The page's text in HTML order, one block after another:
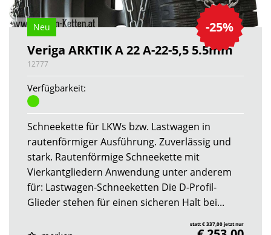
-25%
Neu
Veriga ARKTIK A 22 A-22-5,5 5.5mm
12777
Verfügbarkeit:
Schneekette für LKWs bzw. Lastwagen in
rautenförmiger Ausführung. Zuverlässig und
stark. Rautenförmige Schneekette mit
Vierkantgliedern Anwendung unter anderem
für: Lastwagen-Schneeketten Die D-Profil-
Glieder stehen für einen sicheren Halt bei...
statt € 337,00 jetzt nur